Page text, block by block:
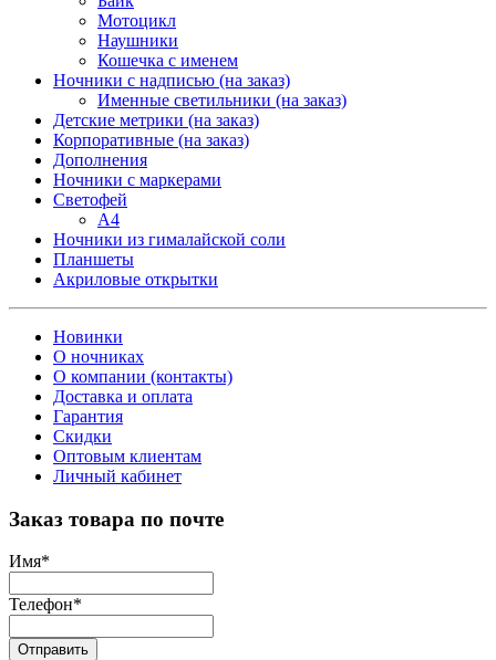
Мотоцикл
Наушники
Кошечка с именем
Ночники с надписью (на заказ)
Именные светильники (на заказ)
Детские метрики (на заказ)
Корпоративные (на заказ)
Дополнения
Ночники с маркерами
Светофей
А4
Ночники из гималайской соли
Планшеты
Акриловые открытки
Новинки
О ночниках
О компании (контакты)
Доставка и оплата
Гарантия
Скидки
Оптовым клиентам
Личный кабинет
Заказ товара по почте
Имя*
Телефон*
Отправить